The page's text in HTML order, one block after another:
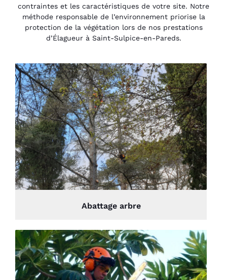
contraintes et les caractéristiques de votre site. Notre
méthode responsable de l’environnement priorise la
protection de la végétation lors de nos prestations
d’Élagueur à Saint-Sulpice-en-Pareds.
Abattage arbre